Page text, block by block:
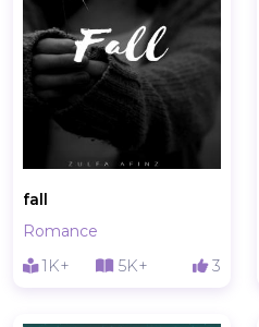
fall
Romance
1K+
5K+ 3